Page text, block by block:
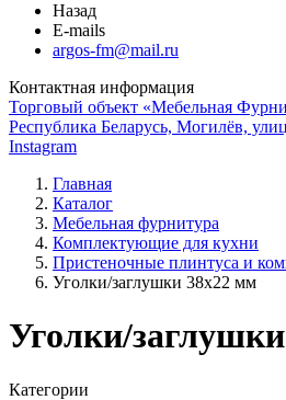
Назад
E-mails
argos-fm@mail.ru
Контактная информация
Торговый объект «Мебельная
Республика Беларусь, Могилёв,
Instagram
Главная
Каталог
Мебельная фурнитура
Комплектующие для кухни
Пристеночные плинтуса и
Уголки/заглушки 38х22 мм
Уголки/
Категории